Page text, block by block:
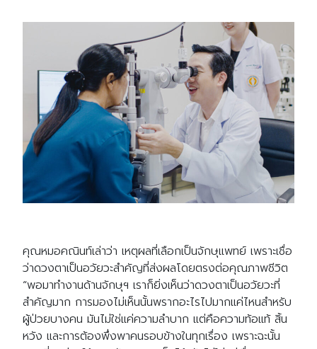
คุณหมอคณินท์เล่าว่า เหตุผลที่เลือกเป็นจักษุแพทย์ เพราะเชื่อ
ว่าดวงตาเป็นอวัยวะสำคัญที่ส่งผลโดยตรงต่อคุณภาพชีวิต
“พอมาทำงานด้านจักษุฯ เราก็ยิ่งเห็นว่าดวงตาเป็นอวัยวะที่
สำคัญมาก การมองไม่เห็นนั้นพรากอะไรไปมากแค่ไหนสำหรับ
ผู้ป่วยบางคน มันไม่ใช่แค่ความลำบาก แต่คือความท้อแท้ สิ้น
หวัง และการต้องพึ่งพาคนรอบข้างในทุกเรื่อง เพราะฉะนั้น